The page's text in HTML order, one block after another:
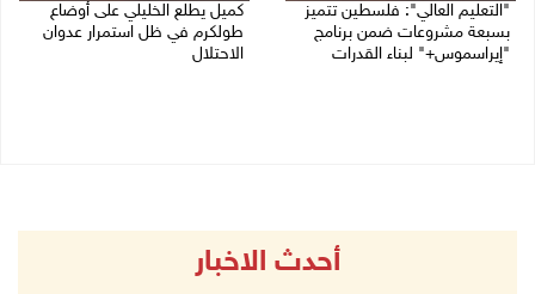
"التعليم العالي": فلسطين تتميز
بسبعة مشروعات ضمن برنامج
"إيراسموس+" لبناء القدرات
كميل يطلع الخليلي على أوضاع
طولكرم في ظل استمرار عدوان
الاحتلال
أحدث الاخبار